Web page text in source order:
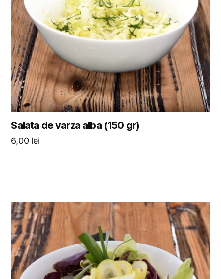
Salata de varza alba (150 gr)
6,00 lei